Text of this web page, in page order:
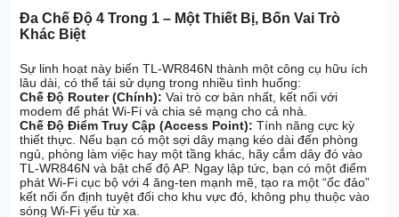
Đa Chế Độ 4 Trong 1 – Một Thiết Bị, Bốn Vai Trò
Khác Biệt
Sự linh hoạt này biến TL-WR846N thành một công cụ hữu ích
lâu dài, có thể tái sử dụng trong nhiều tình huống:
Chế Độ Router (Chính): Vai trò cơ bản nhất, kết nối với
modem để phát Wi-Fi và chia sẻ mạng cho cả nhà.
Chế Độ Điểm Truy Cập (Access Point): Tính năng cực kỳ
thiết thực. Nếu bạn có một sợi dây mạng kéo dài đến phòng
ngủ, phòng làm việc hay một tầng khác, hãy cắm dây đó vào
TL-WR846N và bật chế độ AP. Ngay lập tức, bạn có một điểm
phát Wi-Fi cục bộ với 4 ăng-ten mạnh mẽ, tạo ra một “ốc đảo”
kết nối ổn định tuyệt đối cho khu vực đó, không phụ thuộc vào
sóng Wi-Fi yếu từ xa.